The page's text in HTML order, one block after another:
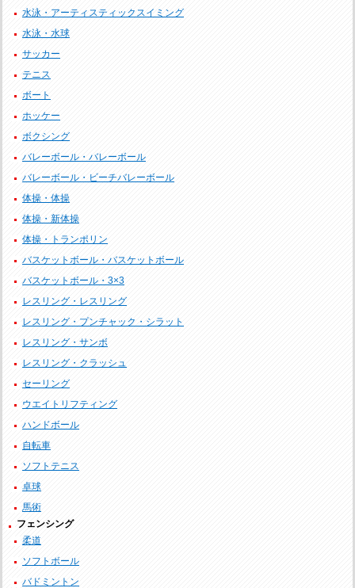
水泳・アーティスティックスイミング
水泳・水球
サッカー
テニス
ボート
ホッケー
ボクシング
バレーボール・バレーボール
バレーボール・ビーチバレーボール
体操・体操
体操・新体操
体操・トランポリン
バスケットボール・バスケットボール
バスケットボール・3×3
レスリング・レスリング
レスリング・プンチャック・シラット
レスリング・サンボ
レスリング・クラッシュ
セーリング
ウエイトリフティング
ハンドボール
自転車
ソフトテニス
卓球
馬術
フェンシング
柔道
ソフトボール
バドミントン